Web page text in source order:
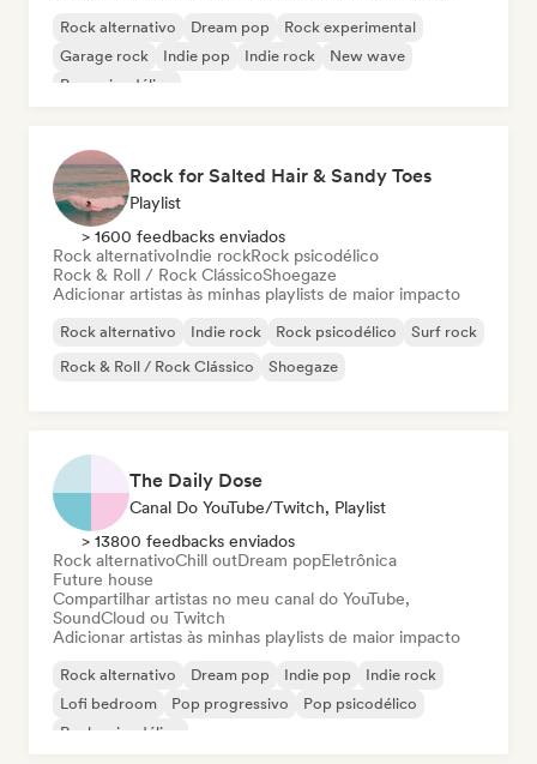
Rock alternativo Dream pop
Rock experimental
Garage rock
Indie pop Indie rock
New wave
Pop psicodélico
Rock for Salted Hair & Sandy Toes
Playlist
> 1600 feedbacks enviados
Rock alternativoIndie rockRock psicodélico
Rock & Roll / Rock ClássicoShoegaze
Adicionar artistas às minhas playlists de maior impacto
Rock alternativo Indie rock Rock psicodélico
Surf rock
Rock & Roll / Rock Clássico
Shoegaze
The Daily Dose
Canal Do YouTube/Twitch, Playlist
> 13800 feedbacks enviados
Rock alternativoChill outDream popEletrônica
Future house
Compartilhar artistas no meu canal do YouTube,
SoundCloud ou Twitch
Adicionar artistas às minhas playlists de maior impacto
Rock alternativo Dream pop Indie pop
Indie rock
Lofi bedroom
Pop progressivo
Pop psicodélico
Rock psicodélico